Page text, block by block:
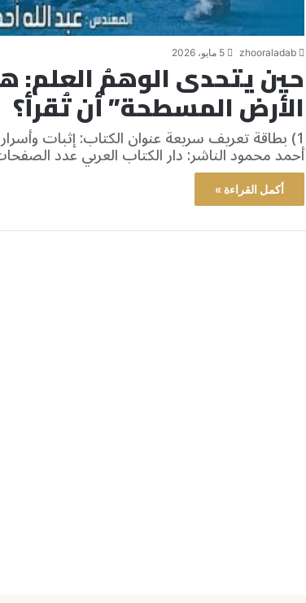
zhooraladab 5 مايو، 2026
حين يتحدى الوهمُ العلم:
الأرض المسطحة” أن تُقرأ؟
1) بطاقة تعريف سريعة عنوان الكتاب: إثبات
أحمد محمود الناشر: دار الكتاب العربي عدد
أكمل القراءة »